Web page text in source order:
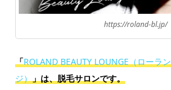
https://roland-bl.jp/
「ROLAND BEAUTY LOUNGE（ローラ
ジ）」は、脱毛サロンです。